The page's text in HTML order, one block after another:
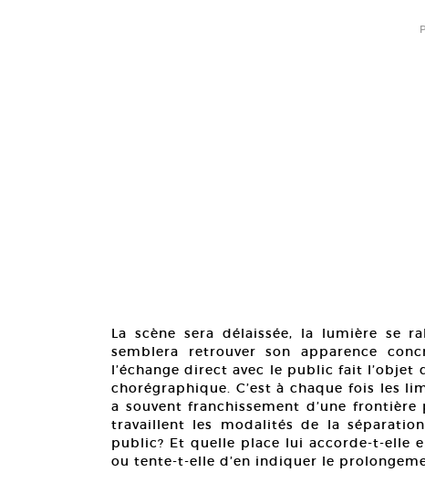
La scène sera délaissée, la lumière se
semblera retrouver son apparence
l’échange direct avec le public fait l’objet
chorégraphique. C’est à chaque fois les
a souvent franchissement d’une
travaillent les modalités de la
public? Et quelle place lui accorde-t-elle
ou tente-t-elle d’en indiquer le